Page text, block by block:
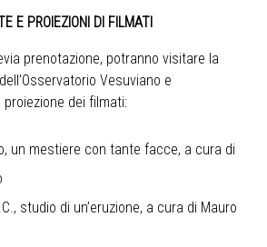
E PROIEZIONI DI FILMATI
prenotazione, potranno visitare la
Vesuviano e
dei filmati:
un mestiere con tante facce, a cura di
studio di un’eruzione, a cura di Mauro